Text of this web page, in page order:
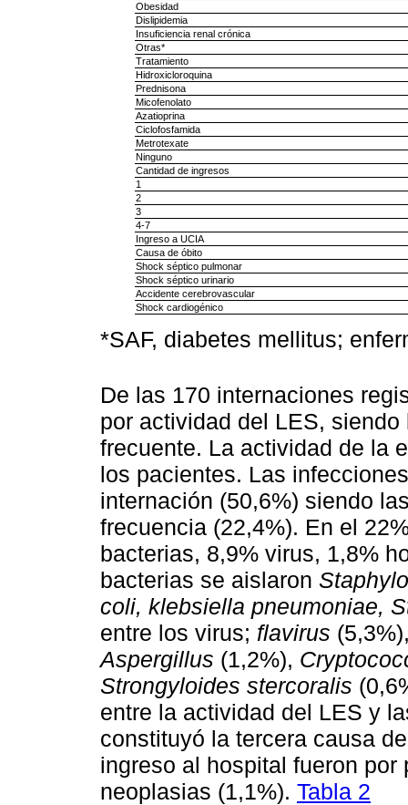
Obesidad
Dislipidemia
Insuficiencia renal crónica
Otras*
Tratamiento
Hidroxicloroquina
Prednisona
Micofenolato
Azatioprina
Ciclofosfamida
Metrotexate
Ninguno
Cantidad de ingresos
1
2
3
4-7
Ingreso a UCIA
Causa de óbito
Shock séptico pulmonar
Shock séptico urinario
Accidente cerebrovascular
Shock cardiogénico
*SAF, diabetes mellitus;
De las 170 internaciones
por actividad del LES,
frecuente. La actividad de la
los pacientes. Las
internación (50,6%) siendo
frecuencia (22,4%). En el
bacterias, 8,9% virus, 1,8%
bacterias se aislaron
coli, klebsiella pneumoniae,
entre los virus; flavirus
Aspergillus (1,2%),
Strongyloides stercoralis
entre la actividad del LES y
constituyó la tercera causa
ingreso al hospital fueron
neoplasias (1,1%). Tabla 2